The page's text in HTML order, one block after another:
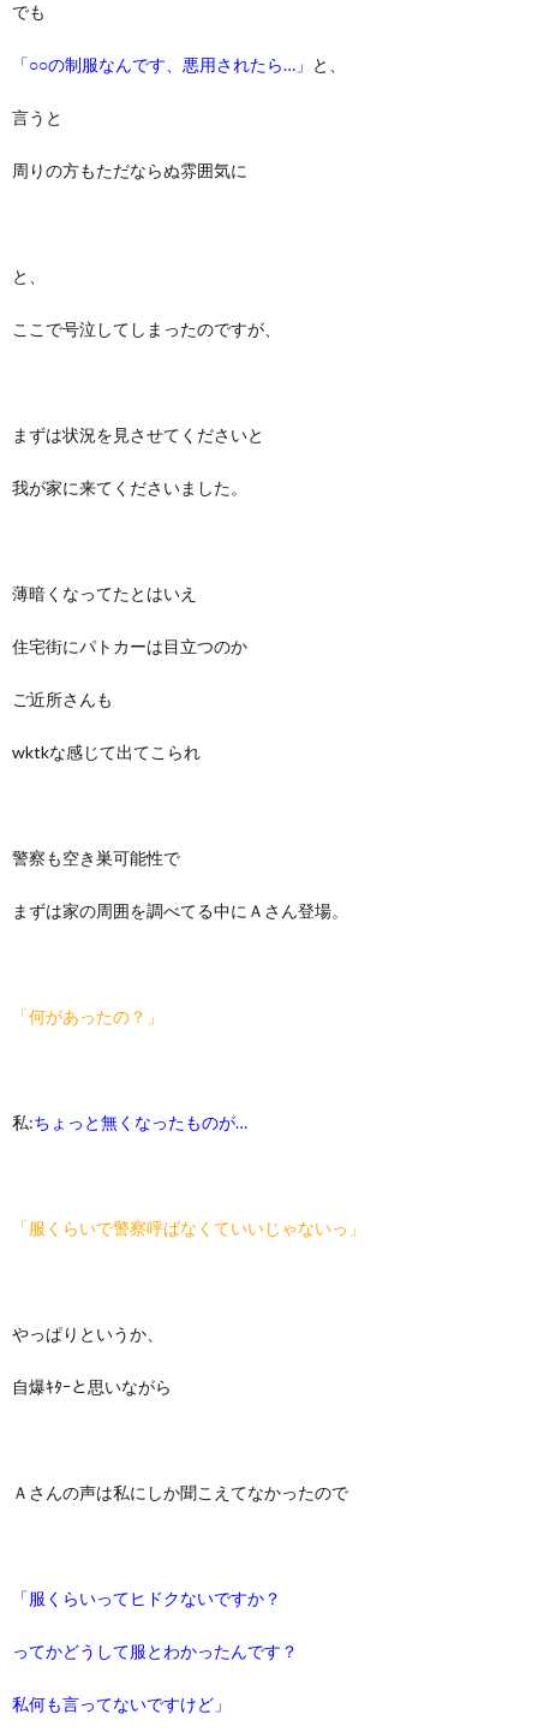
でも
「○○の制服なんです、悪用されたら…」 と、
言うと
周りの方もただならぬ雰囲気に
と、
ここで号泣してしまったのですが、
まずは状況を見させてくださいと
我が家に来てくださいました。
薄暗くなってたとはいえ
住宅街にパトカーは目立つのか
ご近所さんも
wktkな感じて出てこられ
警察も空き巣可能性で
まずは家の周囲を調べてる中にＡさん登場。
「何があったの？」
私:ちょっと無くなったものが…
「服くらいで警察呼ばなくていいじゃないっ」
やっぱりというか、
自爆ｷﾀｰと思いながら
Ａさんの声は私にしか聞こえてなかったので
「服くらいってヒドクないですか？
ってかどうして服とわかったんです？
私何も言ってないですけど」